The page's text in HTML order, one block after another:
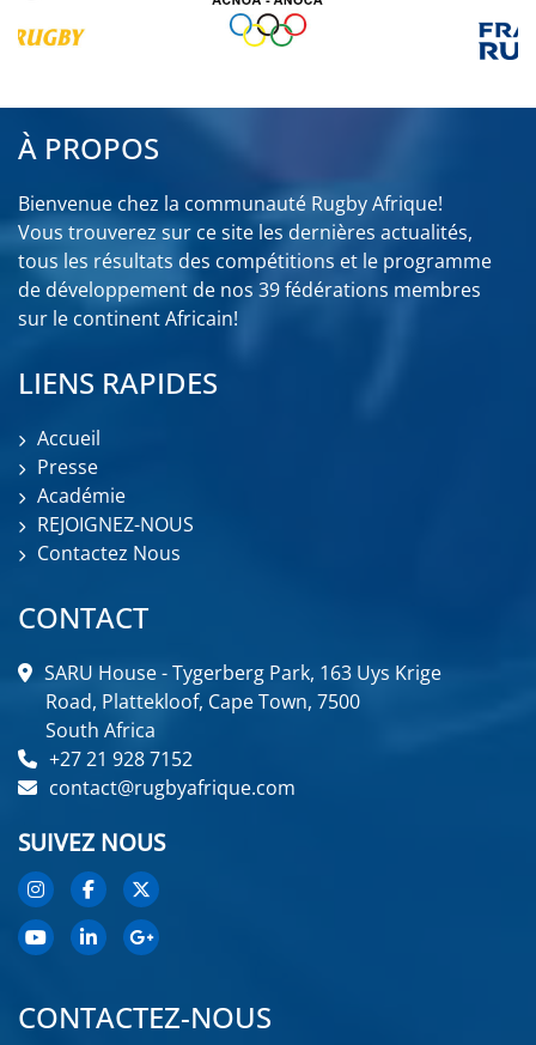
À PROPOS
Bienvenue chez la communauté Rugby Afrique!
Vous trouverez sur ce site les dernières actualités,
tous les résultats des compétitions et le programme
de développement de nos 39 fédérations membres
sur le continent Africain!
LIENS RAPIDES
Accueil
Presse
Académie
REJOIGNEZ-NOUS
Contactez Nous
CONTACT
SARU House - Tygerberg Park, 163 Uys Krige
Road, Plattekloof, Cape Town, 7500
South Africa
+27 21 928 7152
contact@rugbyafrique.com
SUIVEZ NOUS
CONTACTEZ-NOUS